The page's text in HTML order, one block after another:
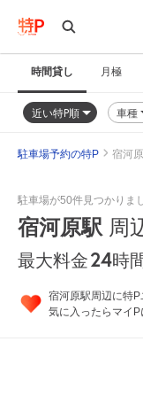
時間貸し 月極
近い特P順 車種
駐車場予約の特P 宿河
駐車場が50件見つかりま
宿河原駅 周
最大料金24時
宿河原駅周辺に特
気に入ったらマイP